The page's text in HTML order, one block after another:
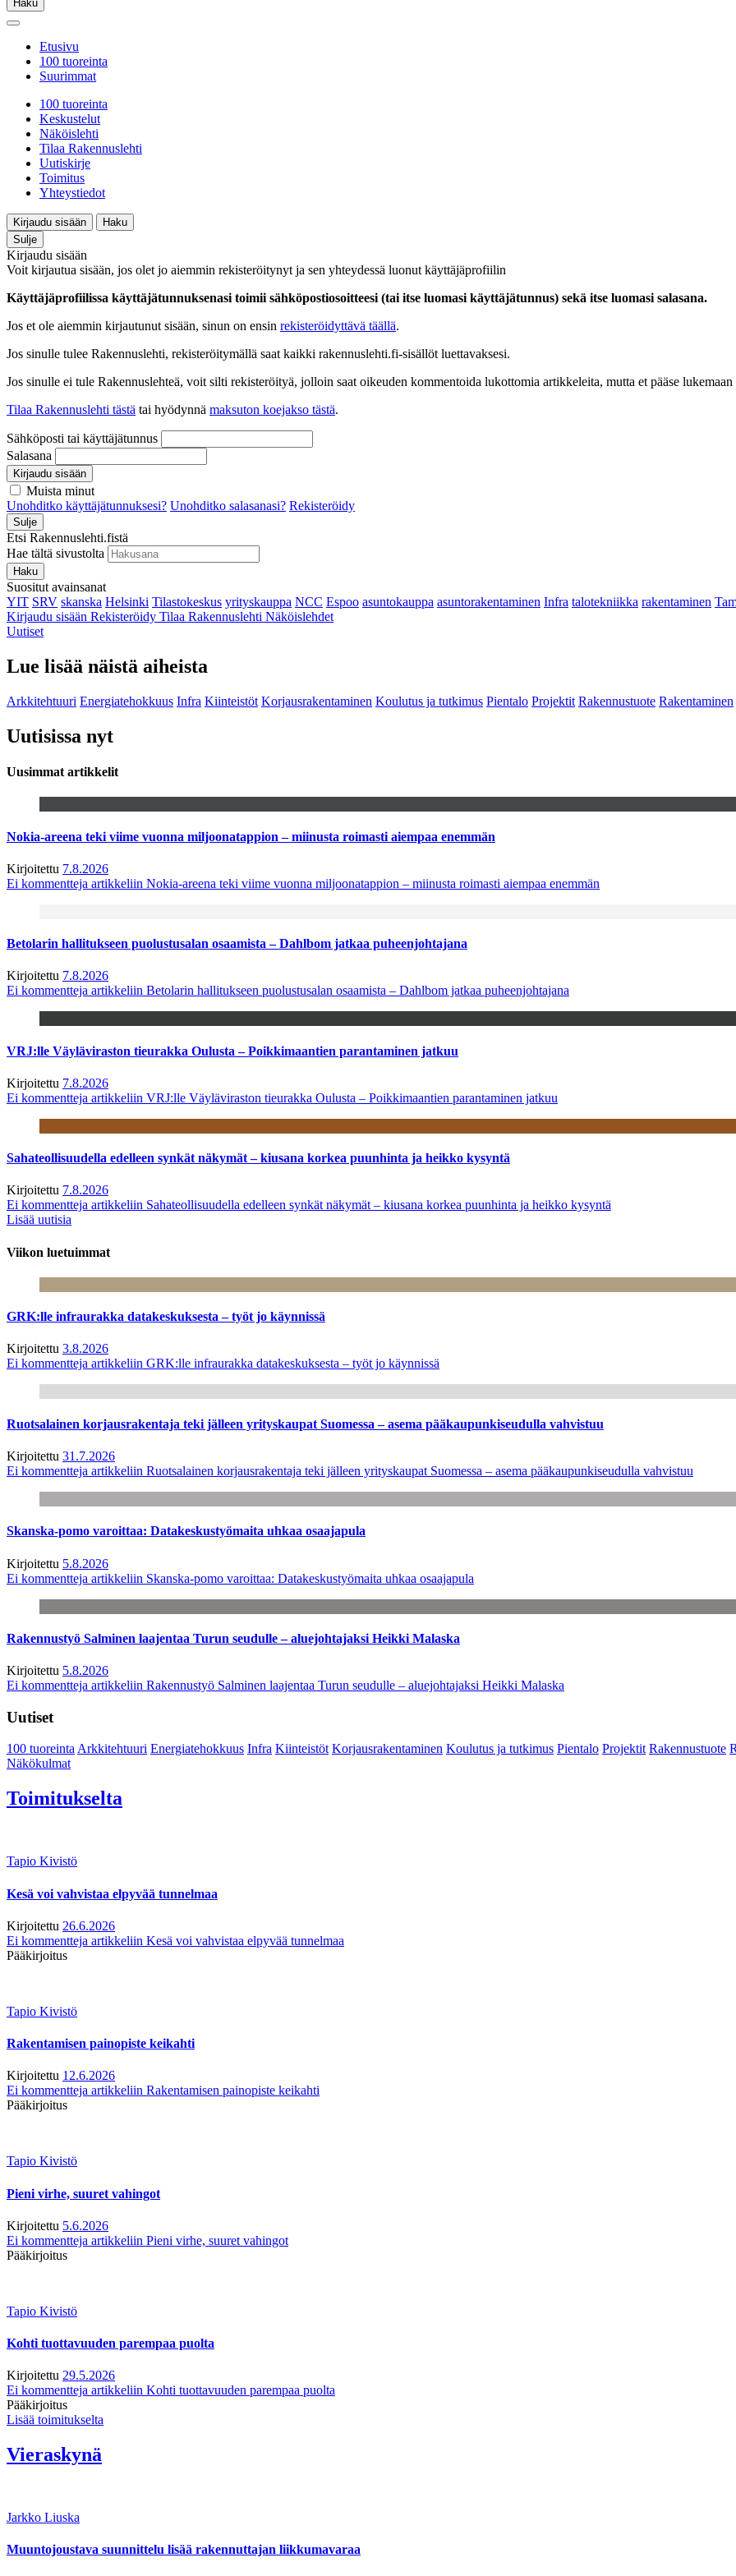
Haku
Etusivu
100 tuoreinta
Suurimmat
100 tuoreinta
Keskustelut
Näköislehti
Tilaa Rakennuslehti
Uutiskirje
Toimitus
Yhteystiedot
Kirjaudu sisään
Haku
Sulje
Kirjaudu sisään
Voit kirjautua sisään, jos olet jo aiemmin rekisteröitynyt ja sen yhteydessä luonut käyttäjäprofiilin
Käyttäjäprofiilissa käyttäjätunnuksenasi toimii sähköpostiosoitteesi (tai itse luomasi käyttäjätunnus) sekä itse luomasi salasana.
Jos et ole aiemmin kirjautunut sisään, sinun on ensin rekisteröidyttävä täällä.
Jos sinulle tulee Rakennuslehti, rekisteröitymällä saat kaikki rakennuslehti.fi-sisällöt luettavaksesi.
Jos sinulle ei tule Rakennuslehteä, voit silti rekisteröityä, jolloin saat oikeuden kommentoida lukottomia artikkeleita, mutta et pääse
Tilaa Rakennuslehti tästä tai hyödynnä maksuton koejakso tästä.
Sähköposti tai käyttäjätunnus
Salasana
Kirjaudu sisään
Muista minut
Unohditko käyttäjätunnuksesi? Unohditko salasanasi? Rekisteröidy
Sulje
Etsi Rakennuslehti.fistä
Hae tältä sivustolta
Haku
Suositut avainsanat
YIT SRV skanska Helsinki Tilastokeskus yrityskauppa NCC Espoo asuntokauppa asuntorakentaminen Infra talotekniikka rakentaminen
Kirjaudu sisään Rekisteröidy Tilaa Rakennuslehti Näköislehdet
Uutiset
Lue lisää näistä aiheista
Arkkitehtuuri Energiatehokkuus Infra Kiinteistöt Korjausrakentaminen Koulutus ja tutkimus Pientalo Projektit Rakennustuote Rakentaminen
Uutisissa nyt
Uusimmat artikkelit
Nokia-areena teki viime vuonna miljoonatappion – miinusta roimasti aiempaa enemmän
Kirjoitettu 7.8.2026
Ei kommentteja artikkeliin Nokia-areena teki viime vuonna miljoonatappion – miinusta roimasti aiempaa enemmän
Betolarin hallitukseen puolustusalan osaamista – Dahlbom jatkaa puheenjohtajana
Kirjoitettu 7.8.2026
Ei kommentteja artikkeliin Betolarin hallitukseen puolustusalan osaamista – Dahlbom jatkaa puheenjohtajana
VRJ:lle Väyläviraston tieurakka Oulusta – Poikkimaantien parantaminen jatkuu
Kirjoitettu 7.8.2026
Ei kommentteja artikkeliin VRJ:lle Väyläviraston tieurakka Oulusta – Poikkimaantien parantaminen jatkuu
Sahateollisuudella edelleen synkät näkymät – kiusana korkea puunhinta ja heikko kysyntä
Kirjoitettu 7.8.2026
Ei kommentteja artikkeliin Sahateollisuudella edelleen synkät näkymät – kiusana korkea puunhinta ja heikko kysyntä
Lisää uutisia
Viikon luetuimmat
GRK:lle infraurakka datakeskuksesta – työt jo käynnissä
Kirjoitettu 3.8.2026
Ei kommentteja artikkeliin GRK:lle infraurakka datakeskuksesta – työt jo käynnissä
Ruotsalainen korjausrakentaja teki jälleen yrityskaupat Suomessa – asema pääkaupunkiseudulla vahvistuu
Kirjoitettu 31.7.2026
Ei kommentteja artikkeliin Ruotsalainen korjausrakentaja teki jälleen yrityskaupat Suomessa – asema pääkaupunkiseudulla vahvistuu
Skanska-pomo varoittaa: Datakeskustyömaita uhkaa osaajapula
Kirjoitettu 5.8.2026
Ei kommentteja artikkeliin Skanska-pomo varoittaa: Datakeskustyömaita uhkaa osaajapula
Rakennustyö Salminen laajentaa Turun seudulle – aluejohtajaksi Heikki Malaska
Kirjoitettu 5.8.2026
Ei kommentteja artikkeliin Rakennustyö Salminen laajentaa Turun seudulle – aluejohtajaksi Heikki Malaska
Uutiset
100 tuoreintaArkkitehtuuri Energiatehokkuus Infra Kiinteistöt Korjausrakentaminen Koulutus ja tutkimus Pientalo Projektit Rakennustuote
Näkökulmat
Toimitukselta
Tapio Kivistö
Kesä voi vahvistaa elpyvää tunnelmaa
Kirjoitettu 26.6.2026
Ei kommentteja artikkeliin Kesä voi vahvistaa elpyvää tunnelmaa
Pääkirjoitus
Tapio Kivistö
Rakentamisen painopiste keikahti
Kirjoitettu 12.6.2026
Ei kommentteja artikkeliin Rakentamisen painopiste keikahti
Pääkirjoitus
Tapio Kivistö
Pieni virhe, suuret vahingot
Kirjoitettu 5.6.2026
Ei kommentteja artikkeliin Pieni virhe, suuret vahingot
Pääkirjoitus
Tapio Kivistö
Kohti tuottavuuden parempaa puolta
Kirjoitettu 29.5.2026
Ei kommentteja artikkeliin Kohti tuottavuuden parempaa puolta
Pääkirjoitus
Lisää toimitukselta
Vieraskynä
Jarkko Liuska
Muuntojoustava suunnittelu lisää rakennuttajan liikkumavaraa